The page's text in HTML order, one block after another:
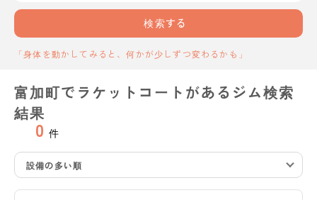
検索する
「身体を動かしてみると、何かが少しずつ変わるかも」
富加町でラケットコートがあるジム検索
結果
0 件
設備の多い順